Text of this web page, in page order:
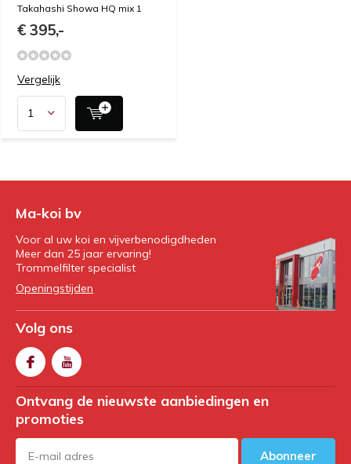
Takahashi Showa HQ mix 1
€ 395,-
Vergelijk
Ma-koi bv
Voor al uw koi en vijverbenodigdheden
Meer dan 25 jaar ervaring!
Trommelfilter specialist
Openingstijden
Volg ons
Ontvang de nieuwste aanbiedingen en
promoties
Abonneer